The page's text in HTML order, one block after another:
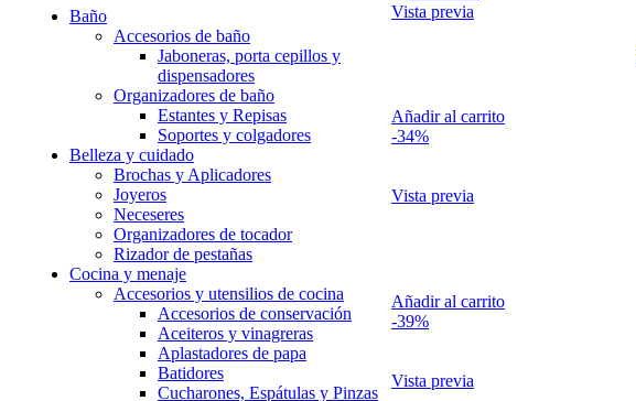
Baño
Accesorios de baño
Jaboneras, porta cepillos y
dispensadores
Organizadores de baño
Estantes y Repisas
Soportes y colgadores
Belleza y cuidado
Brochas y Aplicadores
Joyeros
Neceseres
Organizadores de tocador
Rizador de pestañas
Cocina y menaje
Accesorios y utensilios de cocina
Accesorios de conservación
Aceiteros y vinagreras
Aplastadores de papa
Batidores
Cucharones, Espátulas y Pinzas
Vista previa
Añadir al carrito
-34%
Vista previa
Añadir al carrito
-39%
Vista previa